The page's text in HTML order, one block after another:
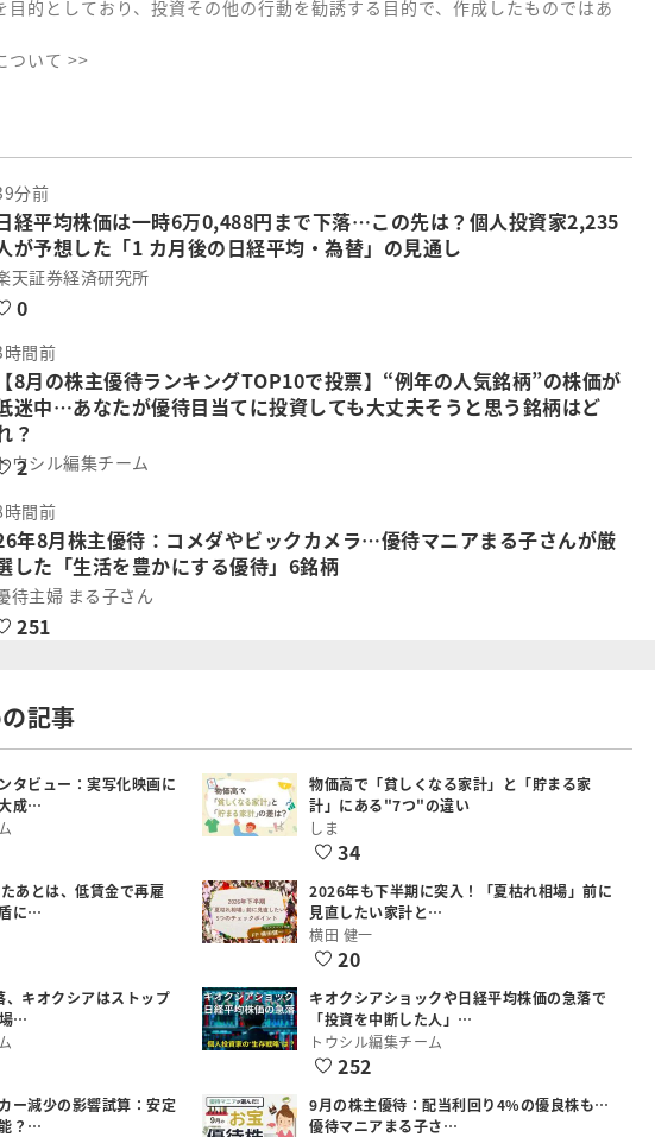
的としており、投資その他の行動を勧誘する目的で、作成したものではあ
ついて >>
分前
経平均株価は一時6万0,488円まで下落…この先は？個人投資家2,235
が予想した「1 カ月後の日経平均・為替」の見通し
天証券経済研究所
0
間前
【8月の株主優待ランキングTOP10で投票】“例年の人気銘柄”の株価が
迷中…あなたが優待目当てに投資しても大丈夫そうと思う銘柄はど
？
ウシル編集チーム
2
間前
年8月株主優待：コメダやビックカメラ…優待マニアまる子さんが厳
した「生活を豊かにする優待」6銘柄
待主婦 まる子さん
251
記事
タビュー：実写化映画に
成…
物価高で「貧しくなる家計」と「貯まる家
計」にある"7つ"の違い
しま
34
あとは、低賃金で再雇
に…
2026年も下半期に突入！「夏枯れ相場」前に
見直したい家計と…
横田 健一
20
、キオクシアはストップ
…
キオクシアショックや日経平均株価の急落で
「投資を中断した人」…
トウシル編集チーム
252
ー減少の影響試算：安定
？…
9月の株主優待：配当利回り4%の優良株も…
優待マニアまる子さ…